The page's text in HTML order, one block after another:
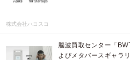
株式会社ハコスコ
脳波買取センター「
よびメタバースギャラ